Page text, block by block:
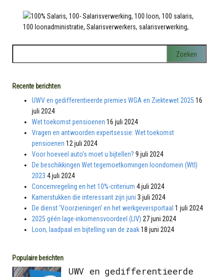
Recente berichten
UWV en gedifferentieerde premies WGA en Ziektewet 2025 16
juli 2024
Wet toekomst pensioenen 16 juli 2024
Vragen en antwoorden expertsessie: Wet toekomst
pensioenen 12 juli 2024
Voor hoeveel auto’s moet u bijtellen? 9 juli 2024
De beschikkingen Wet tegemoetkomingen loondomein (Wtl)
2023 4 juli 2024
Concernregeling en het 10%-criterium 4 juli 2024
Kamerstukken die interessant zijn juni 3 juli 2024
De dienst ‘Voorzieningen’ en het werkgeversportaal 1 juli 2024
2025 géén lage-inkomensvoordeel (LIV) 27 juni 2024
Loon, laadpaal en bijtelling van de zaak18 juni 2024
Populaire berichten
UWV en gedifferentieerde